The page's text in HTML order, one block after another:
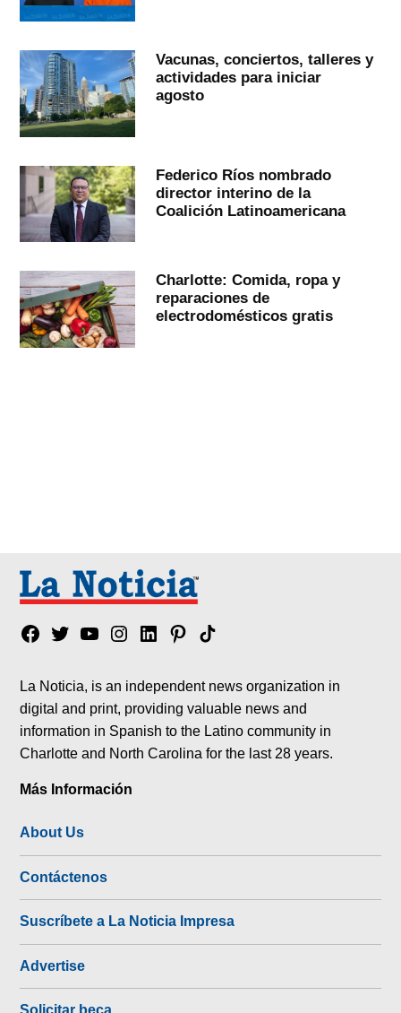
Vacunas, conciertos, talleres y
actividades para iniciar
agosto
Federico Ríos nombrado
director interino de la
Coalición Latinoamericana
Charlotte: Comida, ropa y
reparaciones de
electrodomésticos gratis
Facebook
TwitterYouTubeInstagram
LinkedinPinterest
Tik
La Noticia, is an independent news organization in
digital and print, providing valuable news and
information in Spanish to the Latino community in
Charlotte and North Carolina for the last 28 years.
Más Información
About Us
Contáctenos
Suscríbete a La Noticia Impresa
Advertise
Solicitar beca